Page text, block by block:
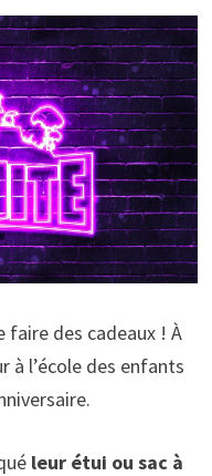
des cadeaux ! À
à l’école des enfants
leur étui ou sac à